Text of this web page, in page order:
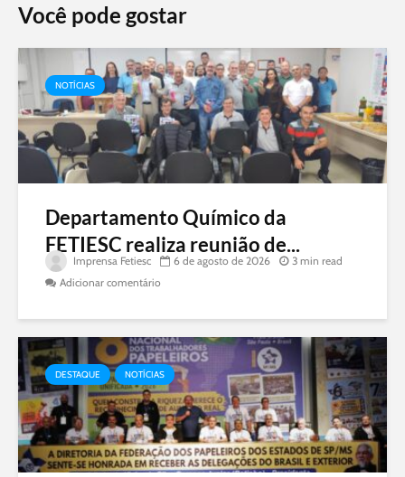
Você pode gostar
NOTÍCIAS
Departamento Químico da
FETIESC realiza reunião de...
Imprensa Fetiesc 6 de agosto de 2026
3 min read
Adicionar comentário
DESTAQUE NOTÍCIAS